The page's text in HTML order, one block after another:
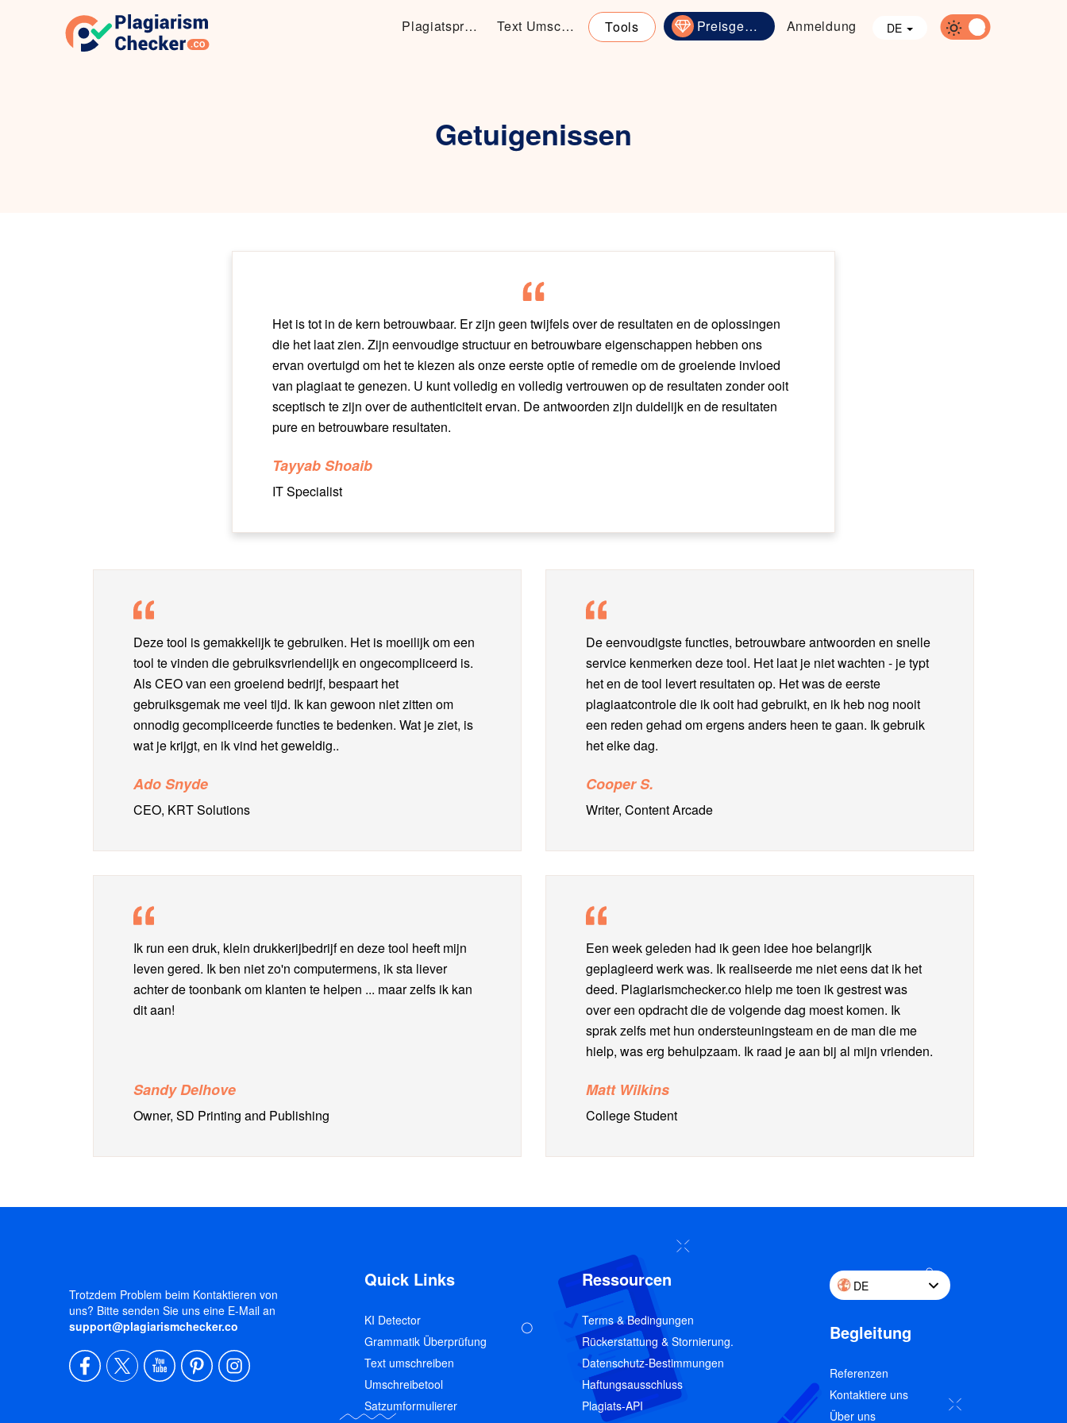
Plagiatsprüfung Text Umschreiben Tools Preisgestaltung Anmeldung DE
Getuigenissen
Het is tot in de kern betrouwbaar. Er zijn geen twijfels over de resultaten en de oplossingen
die het laat zien. Zijn eenvoudige structuur en betrouwbare eigenschappen hebben ons
ervan overtuigd om het te kiezen als onze eerste optie of remedie om de groeiende invloed
van plagiaat te genezen. U kunt volledig en volledig vertrouwen op de resultaten zonder ooit
sceptisch te zijn over de authenticiteit ervan. De antwoorden zijn duidelijk en de resultaten
pure en betrouwbare resultaten.
Tayyab Shoaib
IT Specialist
Deze tool is gemakkelijk te gebruiken. Het is moeilijk om een ​​
tool te vinden die gebruiksvriendelijk en ongecompliceerd is.
Als CEO van een groeiend bedrijf, bespaart het
gebruiksgemak me veel tijd. Ik kan gewoon niet zitten om
onnodig gecompliceerde functies te bedenken. Wat je ziet, is
wat je krijgt, en ik vind het geweldig..
Ado Snyde
CEO, KRT Solutions
De eenvoudigste functies, betrouwbare antwoorden en snelle
service kenmerken deze tool. Het laat je niet wachten - je typt
het en de tool levert resultaten op. Het was de eerste
plagiaatcontrole die ik ooit had gebruikt, en ik heb nog nooit
een reden gehad om ergens anders heen te gaan. Ik gebruik
het elke dag.
Cooper S.
Writer, Content Arcade
Ik run een druk, klein drukkerijbedrijf en deze tool heeft mijn
leven gered. Ik ben niet zo'n computermens, ik sta liever
achter de toonbank om klanten te helpen ... maar zelfs ik kan
dit aan!
Sandy Delhove
Owner, SD Printing and Publishing
Een week geleden had ik geen idee hoe belangrijk
geplagieerd werk was. Ik realiseerde me niet eens dat ik het
deed. Plagiarismchecker.co hielp me toen ik gestrest was
over een opdracht die de volgende dag moest komen. Ik
sprak zelfs met hun ondersteuningsteam en de man die me
hielp, was erg behulpzaam. Ik raad je aan bij al mijn vrienden.
Matt Wilkins
College Student
Trotzdem Problem beim Kontaktieren von
uns? Bitte senden Sie uns eine E-Mail an
support@plagiarismchecker.co
Quick Links
KI Detector
Grammatik Überprüfung
Text umschreiben
Umschreibetool
Satzumformulierer
Ressourcen
Terms & Bedingungen
Rückerstattung & Stornierung.
Datenschutz-Bestimmungen
Haftungsausschluss
Plagiats-API
DE
Begleitung
Referenzen
Kontaktiere uns
Über uns